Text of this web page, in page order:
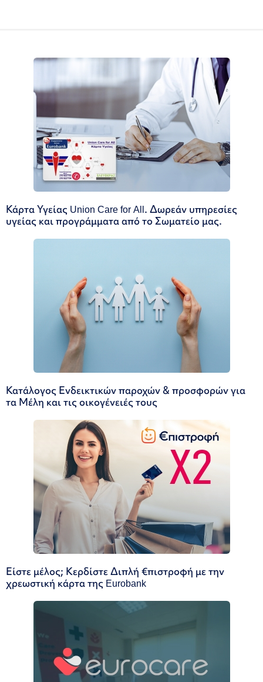
Κάρτα Υγείας Union Care for All. Δωρεάν υπηρεσίες
υγείας και προγράμματα από το Σωματείο μας.
Κατάλογος Ενδεικτικών παροχών & προσφορών για
τα Μέλη και τις οικογένειές τους
Είστε μέλος; Κερδίστε Διπλή €πιστροφή με την
χρεωστική κάρτα της Eurobank